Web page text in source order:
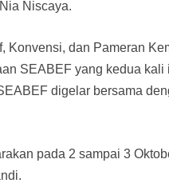
Niscaya.
Konvensi, dan Pameran
SEABEF yang kedua
digelar bersama
pada 2 sampai 3